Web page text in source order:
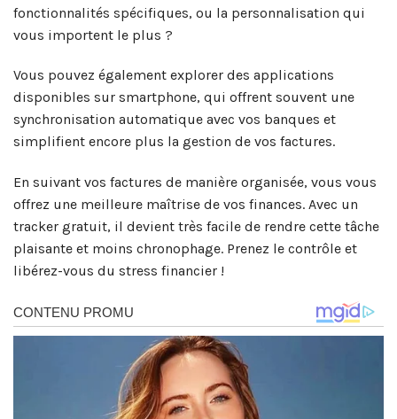
fonctionnalités spécifiques, ou la personnalisation qui
vous importent le plus ?
Vous pouvez également explorer des applications
disponibles sur smartphone, qui offrent souvent une
synchronisation automatique avec vos banques et
simplifient encore plus la gestion de vos factures.
En suivant vos factures de manière organisée, vous vous
offrez une meilleure maîtrise de vos finances. Avec un
tracker gratuit, il devient très facile de rendre cette tâche
plaisante et moins chronophage. Prenez le contrôle et
libérez-vous du stress financier !